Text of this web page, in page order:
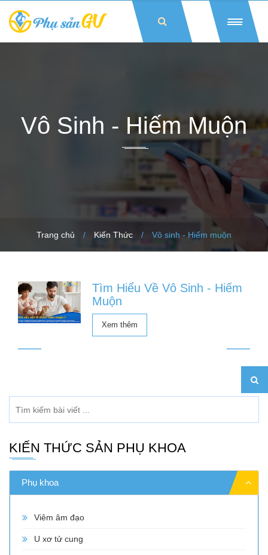
Vô Sinh - Hiếm Muộn
Trang chủ / Kiến Thức / Vô sinh - Hiếm muộn
Tìm Hiểu Về Vô Sinh - Hiếm
Muộn
Xem thêm
KIẾN THỨC SẢN PHỤ KHOA
Phụ khoa
Viêm âm đạo
U xơ tử cung